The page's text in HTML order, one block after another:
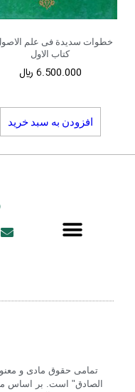
خطوات سدیدة فی علم
کتاب الاول
6.500.000 ﷼
افزودن به سبد خرید
تمامی حقوق مادی و
الصادق" است. بر اساس